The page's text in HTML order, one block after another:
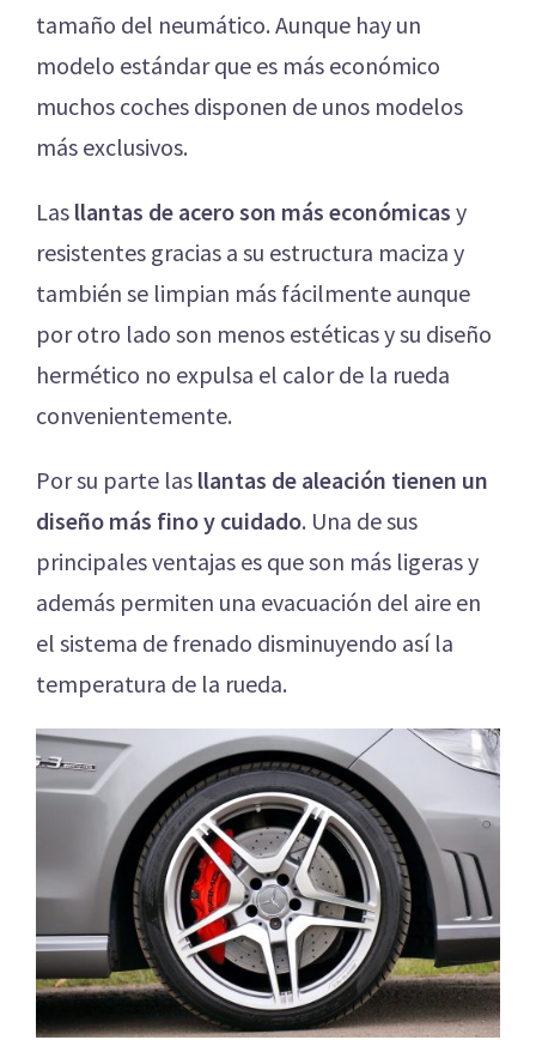
tamaño del neumático. Aunque hay un
modelo estándar que es más económico
muchos coches disponen de unos modelos
más exclusivos.
Las llantas de acero son más económicas y
resistentes gracias a su estructura maciza y
también se limpian más fácilmente aunque
por otro lado son menos estéticas y su diseño
hermético no expulsa el calor de la rueda
convenientemente.
Por su parte las llantas de aleación tienen un
diseño más fino y cuidado. Una de sus
principales ventajas es que son más ligeras y
además permiten una evacuación del aire en
el sistema de frenado disminuyendo así la
temperatura de la rueda.